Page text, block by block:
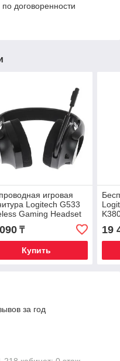
договоренности
игровая
Logitech G533
Gaming Headset
DTS Headphone:X,
съемные
₸
Купить
19
за год